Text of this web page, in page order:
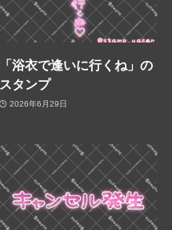
「浴衣で逢いに行くね」の
スタンプ
2026年6月29日